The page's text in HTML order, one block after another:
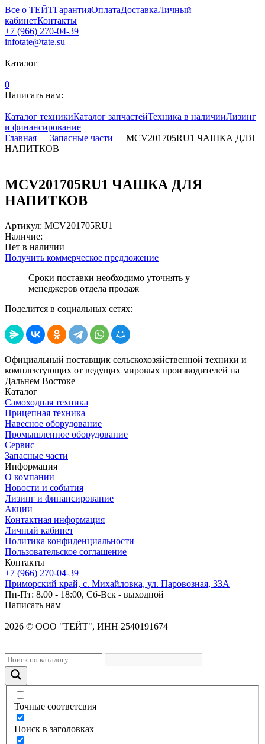
Все о ТЕЙТГарантияОплатаДоставкаЛичный
кабинетКонтакты
+7 (966) 270-04-39
infotate@tate.su
Каталог
0
Написать нам:
Каталог техникиКаталог запчастейТехника в наличииЛизинг
и финансирование
Главная — Запасные части — MCV201705RU1 ЧАШКА ДЛЯ
НАПИТКОВ
MCV201705RU1 ЧАШКА ДЛЯ
НАПИТКОВ
Артикул: MCV201705RU1
Наличие:
Нет в наличии
Получить коммерческое предложение
Сроки поставки необходимо уточнять у
менеджеров отдела продаж
Поделится в социальных сетях:
Официальный поставщик сельскохозяйственной техники и
комплектующих от ведущих мировых производителей на
Дальнем Востоке
Каталог
Самоходная техника
Прицепная техника
Навесное оборудование
Промышленное оборудование
Сервис
Запасные части
Информация
О компании
Новости и события
Лизинг и финансирование
Акции
Контактная информация
Личный кабинет
Политика конфиденциальности
Пользовательское соглашение
Контакты
+7 (966) 270-04-39
Приморский край, с. Михайловка, ул. Паровозная, 33А
Пн-Пт: 8.00 - 18:00, Сб-Вск - выходной
Написать нам
2026 © OOO "ТЕЙТ", ИНН 2540191674
Точные соответсвия
Поиск в заголовках